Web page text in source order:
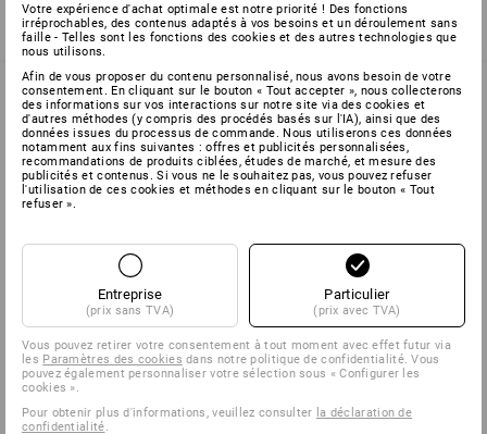
SERVICE 02 400 16 43
SERVICE
ENTREPRISES
INFORMATION
MÉTHODES DE PAIEMENT
Votre expérience d'achat optimale est notre priorité ! Des fonctions
irréprochables, des contenus adaptés à vos besoins et un déroulement sans
faille - Telles sont les fonctions des cookies et des autres technologies que
nous utilisons.
Afin de vous proposer du contenu personnalisé, nous avons besoin de votre
consentement. En cliquant sur le bouton « Tout accepter », nous collecterons
des informations sur vos interactions sur notre site via des cookies et
d'autres méthodes (y compris des procédés basés sur l'IA), ainsi que des
données issues du processus de commande. Nous utiliserons ces données
notamment aux fins suivantes : offres et publicités personnalisées,
recommandations de produits ciblées, études de marché, et mesure des
publicités et contenus. Si vous ne le souhaitez pas, vous pouvez refuser
l'utilisation de ces cookies et méthodes en cliquant sur le bouton « Tout
refuser ».
Entreprise
(prix sans TVA)
Particulier
(prix avec TVA)
Vous pouvez retirer votre consentement à tout moment avec effet futur via
les Paramètres des cookies dans notre politique de confidentialité. Vous
pouvez également personnaliser votre sélection sous « Configurer les
cookies ».
Pour obtenir plus d'informations, veuillez consulter la déclaration de
confidentialité